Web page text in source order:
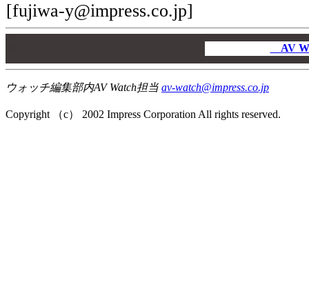
[fujiwa-y@impress.co.jp]
AV
ウォッチ編集部内AV Watch担当 av-watch@impress.co.jp
Copyright （c） 2002 Impress Corporation All rights reserved.